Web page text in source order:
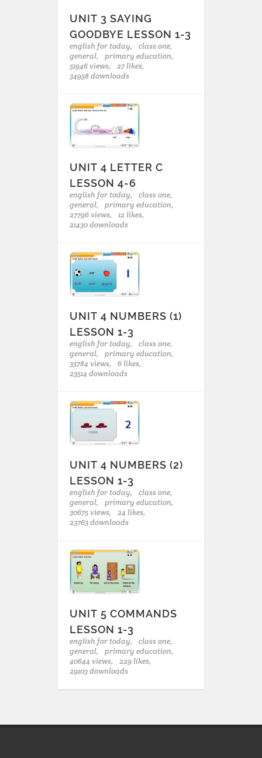
UNIT 3 SAYING
GOODBYE LESSON 1-3
english for today,
class one,
general,
primary education,
51946 views,
27 likes,
34958 downloads
UNIT 4 LETTER C
LESSON 4-6
english for today,
class one,
general,
primary education,
27796 views,
12 likes,
21430 downloads
UNIT 4 NUMBERS (1)
LESSON 1-3
english for today,
class one,
general,
primary education,
33784 views,
6 likes,
23514 downloads
UNIT 4 NUMBERS (2)
LESSON 1-3
english for today,
class one,
general,
primary education,
30675 views,
24 likes,
23763 downloads
UNIT 5 COMMANDS
LESSON 1-3
english for today,
class one,
general,
primary education,
40644 views,
229 likes,
29103 downloads